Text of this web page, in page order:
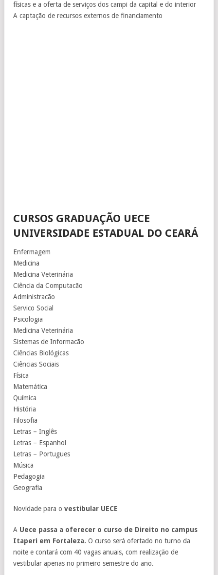
físicas e a oferta de serviços dos campi da capital e do interior
A captação de recursos externos de financiamento
CURSOS GRADUAÇÃO UECE
UNIVERSIDADE ESTADUAL DO CEARÁ
Enfermagem
Medicina
Medicina Veterinária
Ciência da Computacão
Administracão
Servico Social
Psicologia
Medicina Veterinária
Sistemas de Informacão
Ciências Biológicas
Ciências Sociais
Física
Matemática
Química
História
Filosofia
Letras – Inglês
Letras – Espanhol
Letras – Portugues
Música
Pedagogia
Geografia
Novidade para o vestibular UECE
A Uece passa a oferecer o curso de Direito no campus
Itaperi em Fortaleza. O curso será ofertado no turno da
noite e contará com 40 vagas anuais, com realização de
vestibular apenas no primeiro semestre do ano.